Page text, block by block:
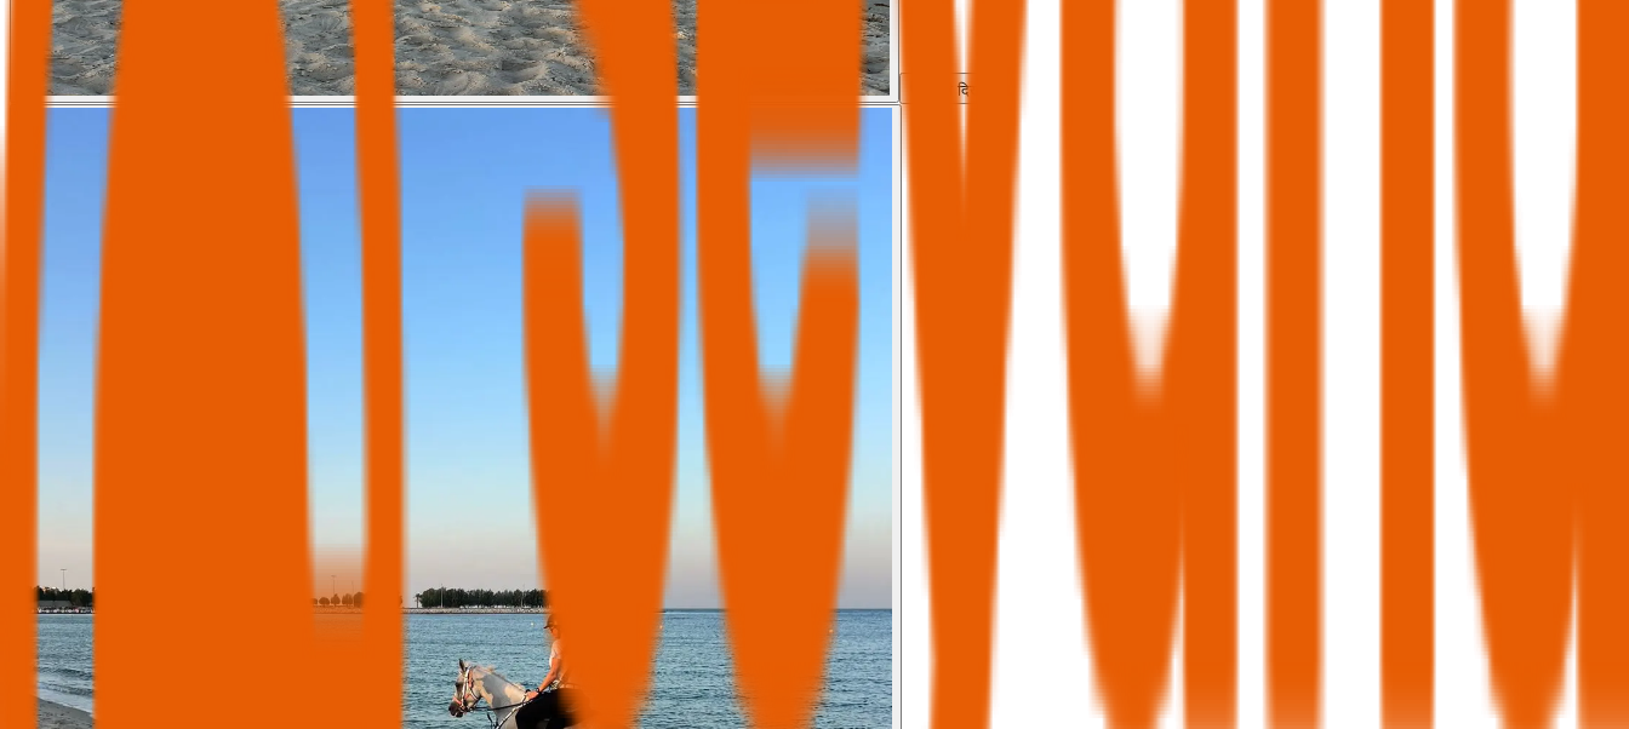
सभी दिखाएँ